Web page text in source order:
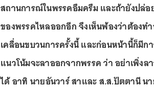
สถานการณ์ในพรรคอึมครึม และถ้ายังปล่อ
ของพรรคไหลออกอีก จึงเห็นพ้องว่าต้องท
เคลื่อนขบวนการครั้งนี้ และก่อนหน้านี้ก็มี
แนวโน้มจะลาออกจากพรรค ว่า อย่าเพิ่ง
ได้ อาทิ นายอันวาร์ สาและ ส.ส.ปัตตานี